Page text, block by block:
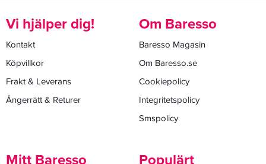
Vi hjälper dig!
Kontakt
Köpvillkor
Frakt & Leverans
Ångerrätt & Returer
Om Baresso
Baresso Magasin
Om Baresso.se
Cookiepolicy
Integritetspolicy
Smspolicy
Mitt Baresso Populärt